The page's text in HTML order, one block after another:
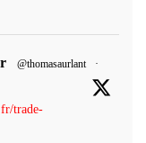
@thomasaurlant
·
trade-